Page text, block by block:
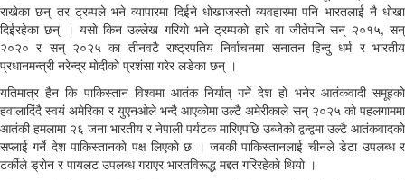
राखेका छन् तर ट्रम्पले भने व्यापारमा दिईने धाेखाजस्ताे व्यवहारमा पनि भारतलाई नै धाेखा
दिईरहेका छन् । यसाे किन उल्लेख गरियाे भने ट्रम्पकाे हारे वा जीतेपनि सन् २०१५, सन्
२०२० र सन् २०२५ का तीनवटै राष्ट्रपतिय निर्वाचनमा सनातन हिन्दु धर्म र भारतीय
प्रधानमन्त्री नरेन्द्र माेदीकाे प्रशंसा गरेर लडेका छन् ।
यतिमात्र हैन कि पाकिस्तान विश्वमा आतंक निर्यात् गर्ने देश हाे भनेर आतंकवादी समूहकाे
हवालादिंदै स्वयं अमेरिका र युएनओले भन्दै आएकाेमा उल्टै अमेरीकाले सन् २०२५ काे पहलगाममा
आतंकी हमलामा २६ जना भारतीय र नेपाली पर्यटक मारिएपछि उब्जेकाे द्वन्द्वमा उल्टै आतंकवादकाे
सप्लाई गर्ने देश पाकिस्तानकाे पक्ष लिएकाे छ । जबकी पाकिस्तानलाई चीनले डेटा उपलब्ध र
टर्कीले ड्राेन र पायलट उपलब्ध गराएर भारतविरूद्ध मद्दत गरिरहेकाे थियाे ।